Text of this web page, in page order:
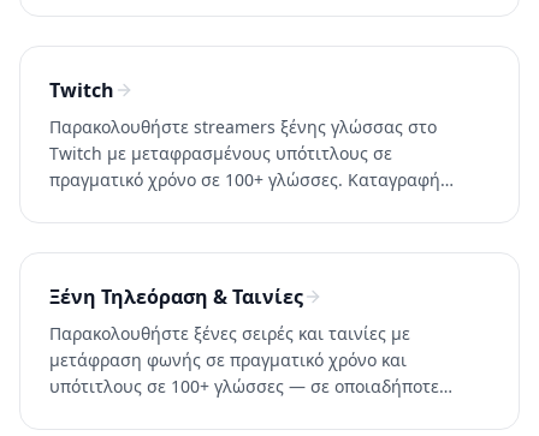
Twitch
Παρακολουθήστε streamers ξένης γλώσσας στο
Twitch με μεταφρασμένους υπότιτλους σε
πραγματικό χρόνο σε 100+ γλώσσες. Καταγραφή
Ξένη Τηλεόραση & Ταινίες
Παρακολουθήστε ξένες σειρές και ταινίες με
μετάφραση φωνής σε πραγματικό χρόνο και
υπότιτλους σε 100+ γλώσσες — σε οποιαδήποτε